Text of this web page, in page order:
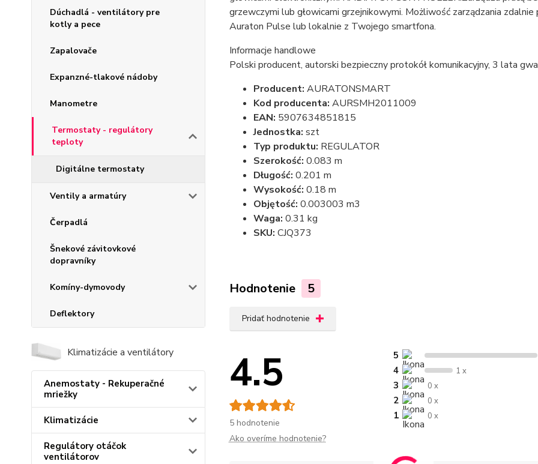
Dúchadlá - ventilátory pre
kotly a pece
Zapalovače
Expanzné-tlakové nádoby
Manometre
Termostaty - regulátory
teploty
Digitálne termostaty
Ventily a armatúry
Čerpadlá
Šnekové závitovkové
dopravníky
Komíny-dymovody
Deflektory
Klimatizácie a ventilátory
Anemostaty - Rekuperačné
mriežky
Klimatizácie
Regulátory otáčok
ventilátorov
grzewczymi lub głowicami grzejnikowymi. Możliwość zarządzania
Auraton Pulse lub lokalnie z Twojego smartfona.
Informacje handlowe
Polski producent, autorski bezpieczny protokół komunikacyjny, 3 lata
Producent: AURATONSMART
Kod producenta: AURSMH2011009
EAN: 5907634851815
Jednostka: szt
Typ produktu: REGULATOR
Szerokość: 0.083 m
Długość: 0.201 m
Wysokość: 0.18 m
Objętość: 0.003003 m3
Waga: 0.31 kg
SKU: CJQ373
Hodnotenie 5
Pridať hodnotenie
4.5
5 hodnotenie
5
4
1 x
3 0 x
2 0 x
1 0 x
Ako overíme hodnotenie?